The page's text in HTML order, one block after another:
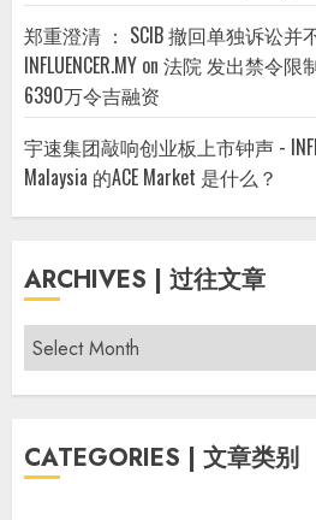
郑重澄清 ： SCIB 撤回单独诉讼并
INFLUENCER.MY on 法院 发出禁令限制
6390万令吉融资
宇速集团敲响创业板上市钟声 -
Malaysia 的ACE Market 是什么？
ARCHIVES | 过往文章
Archives
|
过
文
CATEGORIES | 文章类别